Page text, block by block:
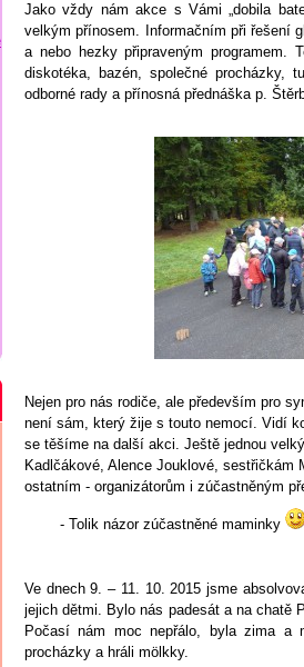
Jako vždy nám akce s Vámi „dobila
velkým přínosem. Informačním při řešení
a nebo hezky připraveným programem.
diskotéka, bazén, společné procházky,
odborné rady a přínosná přednáška p.
Nejen pro nás rodiče, ale především pro
není sám, který žije s touto nemocí. Vidí
se těšíme na další akci. Ještě jednou
Kadlčákové, Alence Jouklové,
ostatním - organizátorům i zúčastněným
- Tolik názor zúčastněné maminky
Ve dnech 9. – 11. 10. 2015 jsme
jejich dětmi. Bylo nás padesát a na chatě
Počasí nám moc nepřálo, byla zima a
procházky a hráli mölkky.